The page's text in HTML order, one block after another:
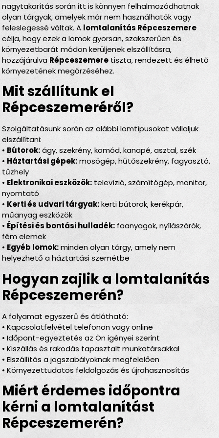
nagytakarítás során itt is könnyen felhalmozódhatnak
olyan tárgyak, amelyek már nem használhatók vagy
feleslegessé váltak. A lomtalanítás Répceszemere
célja, hogy ezek a lomok gyorsan, szakszerűen és
környezetbarát módon kerüljenek elszállításra,
hozzájárulva Répceszemere tiszta, rendezett és élhető
környezetének megőrzéséhez.
Mit szállítunk el
Répceszemeréről?
Szolgáltatásunk során az alábbi lomtípusokat vállaljuk
elszállítani:
• Bútorok:ágy, szekrény, komód, kanapé, asztal, szék
• Háztartási gépek:mosógép, hűtőszekrény, fagyasztó,
tűzhely
• Elektronikai eszközök: televízió, számítógép, monitor,
nyomtató
• Kerti és udvari tárgyak:kerti bútorok, kerékpár,
műanyag eszközök
• Építési és bontási hulladék: faanyagok, nyílászárók,
fém elemek
• Egyéb lomok:minden olyan tárgy, amely nem
helyezhető a háztartási szemétbe
Hogyan zajlik a lomtalanítás
Répceszemerén?
A folyamat egyszerű és átlátható:
• Kapcsolatfelvétel telefonon vagy online
• Időpont-egyeztetés az Ön igényei szerint
• Kiszállás és rakodás tapasztalt munkatársakkal
• Elszállítás a jogszabályoknak megfelelően
• Környezettudatos feldolgozás és újrahasznosítás
Miért érdemes időpontra
kérni a lomtalanítást
Répceszemerén?